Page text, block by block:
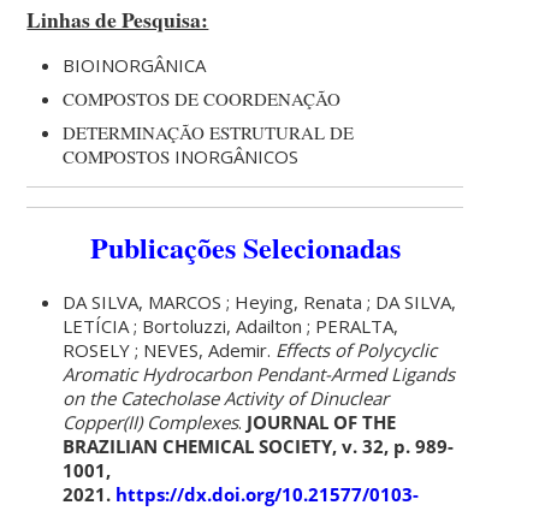
Linhas de Pesquisa:
BIOINORGÂNICA
COMPOSTOS DE COORDENAÇÃO
DETERMINAÇÃO ESTRUTURAL DE
COMPOSTOS INORGÂNICOS
Publicações Selecionadas
DA SILVA, MARCOS ; Heying, Renata ; DA SILVA,
LETÍCIA ; Bortoluzzi, Adailton ; PERALTA,
ROSELY ; NEVES, Ademir. Effects of Polycyclic
Aromatic Hydrocarbon Pendant-Armed Ligands
on the Catecholase Activity of Dinuclear
Copper(II) Complexes. JOURNAL OF THE
BRAZILIAN CHEMICAL SOCIETY, v. 32, p. 989-
1001,
2021. https://dx.doi.org/10.21577/0103-